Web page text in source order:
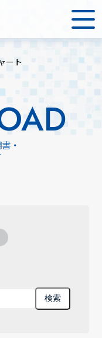
ート
・
検索